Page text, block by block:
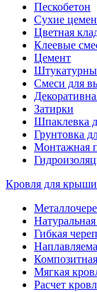
Пескобетон
Сухие
Цветная
Клеевые
Цемент
Смеси для
Затирки
Шпаклевка
Грунтовка
Монтажная
Кровля для крыши
Гибкая
Мягкая
Расчет